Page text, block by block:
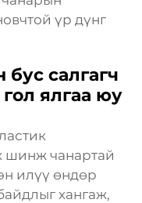
үр дүнг
салгагч
ялгаа юу
шинж чанартай
илүү өндөр
хангаж,